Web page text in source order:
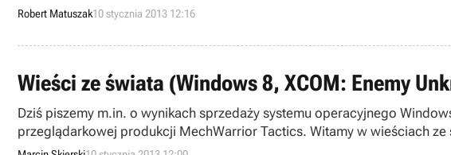
Robert Matuszak10 stycznia 2013 12:16
Wieści ze świata (Windows 8, XCOM: Enemy
Dziś piszemy m.in. o wynikach sprzedaży systemu operacyjnego
przeglądarkowej produkcji MechWarrior Tactics. Witamy w wieściach